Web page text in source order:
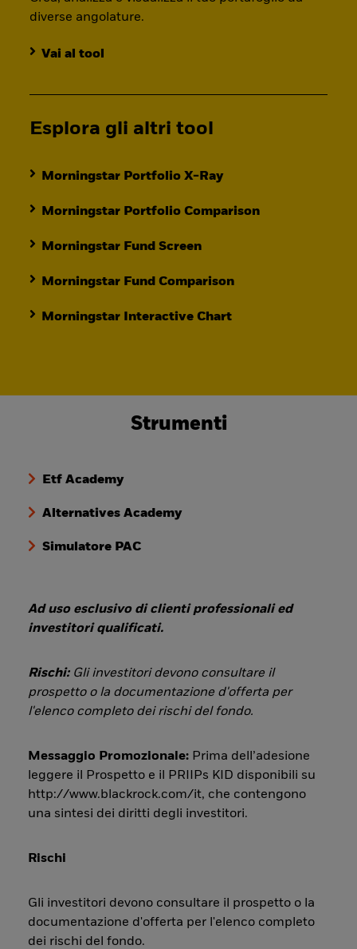
diverse angolature.
Vai al tool
Esplora gli altri tool
Morningstar Portfolio X-Ray
Morningstar Portfolio Comparison
Morningstar Fund Screen
Morningstar Fund Comparison
Morningstar Interactive Chart
Strumenti
Etf Academy
Alternatives Academy
Simulatore PAC
Ad uso esclusivo di clienti professionali ed
investitori qualificati.
Rischi: Gli investitori devono consultare il
prospetto o la documentazione d'offerta per
l'elenco completo dei rischi del fondo.
Messaggio Promozionale: Prima dell’adesione
leggere il Prospetto e il PRIIPs KID disponibili su
http://www.blackrock.com/it, che contengono
una sintesi dei diritti degli investitori.
Rischi
Gli investitori devono consultare il prospetto o la
documentazione d'offerta per l'elenco completo
dei rischi del fondo.